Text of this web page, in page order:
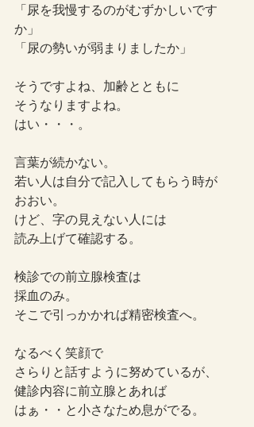
「尿を我慢するのがむずかしいです
か」
「尿の勢いが弱まりましたか」
そうですよね、加齢とともに
そうなりますよね。
はい・・・。
言葉が続かない。
若い人は自分で記入してもらう時が
おおい。
けど、字の見えない人には
読み上げて確認する。
検診での前立腺検査は
採血のみ。
そこで引っかかれば精密検査へ。
なるべく笑顔で
さらりと話すように努めているが、
健診内容に前立腺とあれば
はぁ・・と小さなため息がでる。